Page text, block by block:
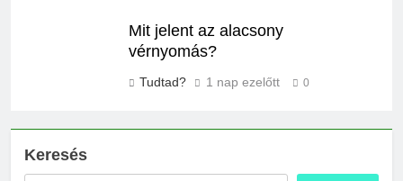
Mit jelent az alacsony
vérnyomás?
Tudtad? 1 nap ezelőtt 0
Keresés